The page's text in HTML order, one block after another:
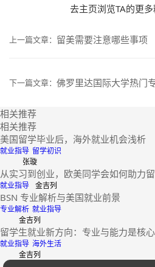
去主页浏览TA的更
上一篇文章： 留美需要注意哪些事项
下一篇文章： 佛罗里达国际大学热门
相关推荐
相关推荐
美国留学毕业后，海外就业机会浅析
就业指导 留学初识
张璇
从实习到创业，欧美同学会如何助力
就业指导 金吉列
BSN 专业解析与美国就业前景
专业解析 就业指导
金吉列
留学生就业新方向：专业与能力是核
就业指导 海外生活
金吉列